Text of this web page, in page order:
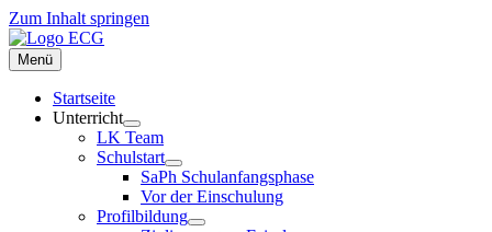
Zum Inhalt springen
Menü
Startseite
Unterricht
LK Team
Schulstart
SaPh Schulanfangsphase
Vor der Einschulung
Profilbildung